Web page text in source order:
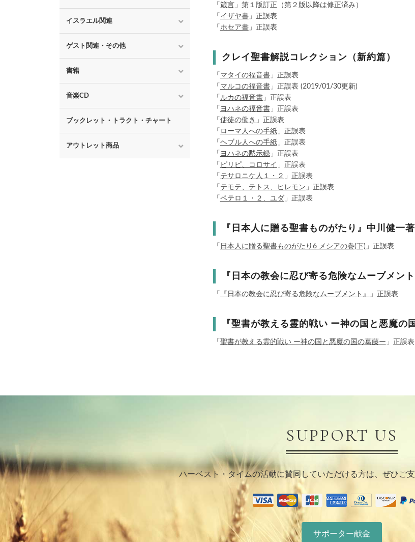
イスラエル関連
ゲスト関連・その他
書籍
音楽CD
ブックレット・トラクト・チャート
アウトレット商品
「 箴言 」第１版訂正（第２版以降は修正済み）
「 イザヤ書」正誤表
「 ホセア書」正誤表
クレイ聖書解説コレクション（新約篇）
「 マタイの福音書」正誤表
「 マルコの福音書」正誤表 (2019/01/30更新)
「 ルカの福音書」正誤表
「 ヨハネの福音書」正誤表
「 使徒の働き 」正誤表
「 ローマ人への手紙」正誤表
「 ヘブル人への手紙」正誤表
「 ヨハネの黙示録」正誤表
「 ピリピ、コロサイ 」正誤表
「 テサロニケ人１・２ 」正誤表
「 テモテ、テトス、ピレモン 」正誤表
「 ペテロ１・２、ユダ 」正誤表
『日本人に贈る聖書ものがたり』中川健一著
「 日本人に贈る聖書ものがたり6 メシアの巻(下) 」正誤表
『日本の教会に忍び寄る危険なムーブメン
「 『日本の教会に忍び寄る危険なムーブメント』 」正誤表
『聖書が教える霊的戦い ー神の国と悪魔の
「 聖書が教える霊的戦い ー神の国と悪魔の国の葛藤ー 」正誤表
SUPPORT US
ハーベスト・タイムの活動に賛同していただける方は、ぜひご
サポーター献金